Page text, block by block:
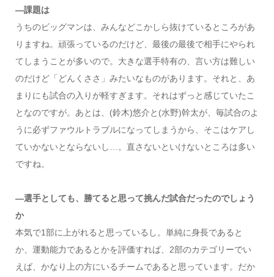
―課題は
うちのビッグマンは、みんなどこかしら抜けているところがあ
りますね。頑張っているのだけど、最後の最後で相手にやられ
てしまうことが多いので。大きな選手特有の、言い方は難しい
のだけど「どんくささ」みたいなものがあります。それと、あ
まりにも試合の入りが軽すぎます。それはずっと感じていたこ
となのですが。あとは、(鈴木)悠介と(水野)幹太が、毎試合のよ
うに必ずファウルトラブルになってしまうから、そこはケアし
ていかないとならないし…。直さないといけないところは多い
ですね。
―選手としても、勝てると思って挑んだ試合だったのでしょう
か
本気で1部に上がれると思っているし。単純に身長であると
か、運動能力であるとかを評価すれば、2部のカテゴリーでい
えば、かなり上の方にいるチームであると思っています。だか